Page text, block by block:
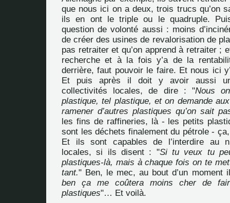
que nous ici on a deux, trois trucs qu’on
ils en ont le triple ou le quadruple.
question de volonté aussi : moins
de créer des usines de revalorisation de
pas retraiter et qu’on apprend à retraiter ;
recherche et à la fois y’a de la
derrière, faut pouvoir le faire. Et nous ici
Et puis après il doit y avoir aussi
collectivités locales, de dire : "Nous
plastique, tel plastique, et on demande
ramener d’autres plastiques qu’on sait
les fins de raffineries, là - les petits
sont les déchets finalement du pétrole -
Et ils sont capables de l’interdire au
locales, si ils disent : "Si tu veux tu
plastiques-là, mais à chaque fois on te
tant." Ben, le mec, au bout d’un
ben ça me coûtera moins cher de
plastiques"… Et voilà.